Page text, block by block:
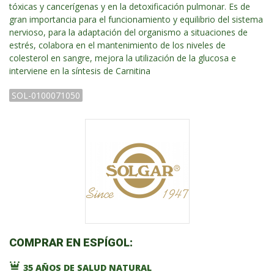
tóxicas y cancerígenas y en la detoxificación pulmonar. Es de
gran importancia para el funcionamiento y equilibrio del sistema
nervioso, para la adaptación del organismo a situaciones de
estrés, colabora en el mantenimiento de los niveles de
colesterol en sangre, mejora la utilización de la glucosa e
interviene en la síntesis de Carnitina
SOL-0100071050
COMPRAR EN ESPÍGOL:
35 AÑOS DE SALUD NATURAL